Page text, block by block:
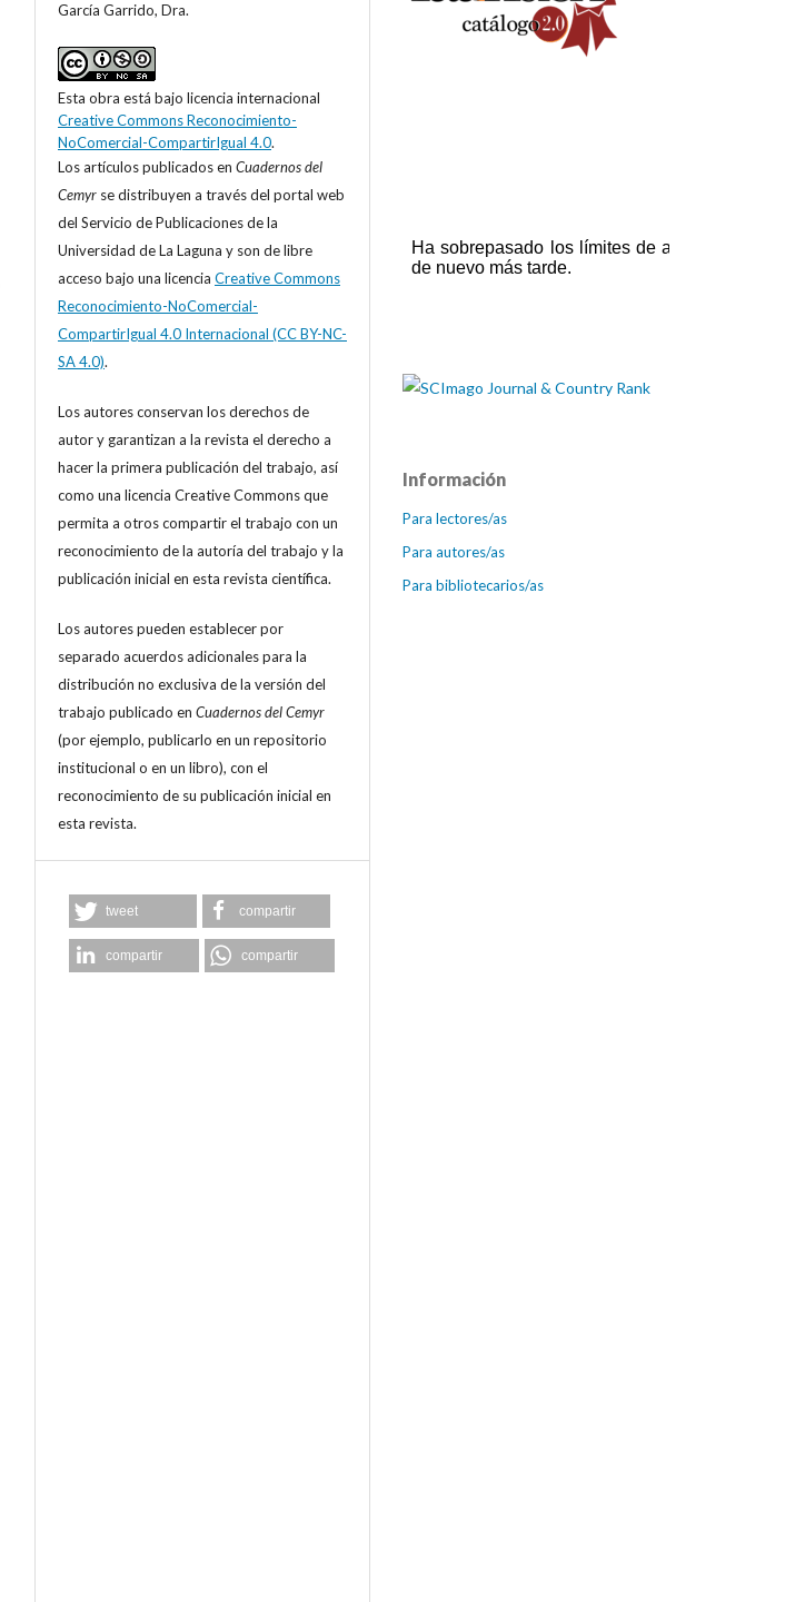
García Garrido, Dra.
Esta obra está bajo licencia internacional
Creative Commons Reconocimiento-
NoComercial-CompartirIgual 4.0.
Los artículos publicados en Cuadernos del
Cemyr se distribuyen a través del portal web
del Servicio de Publicaciones de la
Universidad de La Laguna y son de libre
acceso bajo una licencia Creative Commons
Reconocimiento-NoComercial-
CompartirIgual 4.0 Internacional (CC BY-NC-
SA 4.0).
Los autores conservan los derechos de
autor y garantizan a la revista el derecho a
hacer la primera publicación del trabajo, así
como una licencia Creative Commons que
permita a otros compartir el trabajo con un
reconocimiento de la autoría del trabajo y la
publicación inicial en esta revista científica.
Los autores pueden establecer por
separado acuerdos adicionales para la
distribución no exclusiva de la versión del
trabajo publicado en Cuadernos del Cemyr
(por ejemplo, publicarlo en un repositorio
institucional o en un libro), con el
reconocimiento de su publicación inicial en
esta revista.
tweet compartir
compartir compartir
Información
Para lectores/as
Para autores/as
Para bibliotecarios/as